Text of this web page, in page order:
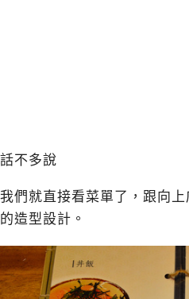
話不多說
我們就直接看菜單了，跟向
的造型設計。